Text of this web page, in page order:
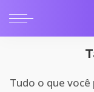
Tudo o que você